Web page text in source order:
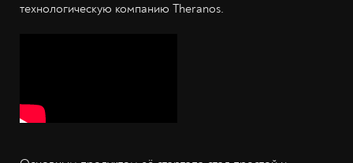
технологическую компанию Theranos.